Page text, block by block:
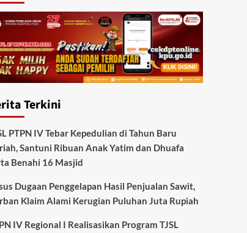
Terkini
PTPN IV Tebar Kepedulian di Tahun Baru
Santuni Ribuan Anak Yatim dan Dhuafa
Benahi 16 Masjid
Dugaan Penggelapan Hasil Penjualan Sawit,
Klaim Alami Kerugian Puluhan Juta Rupiah
IV Regional I Realisasikan Program TJSL